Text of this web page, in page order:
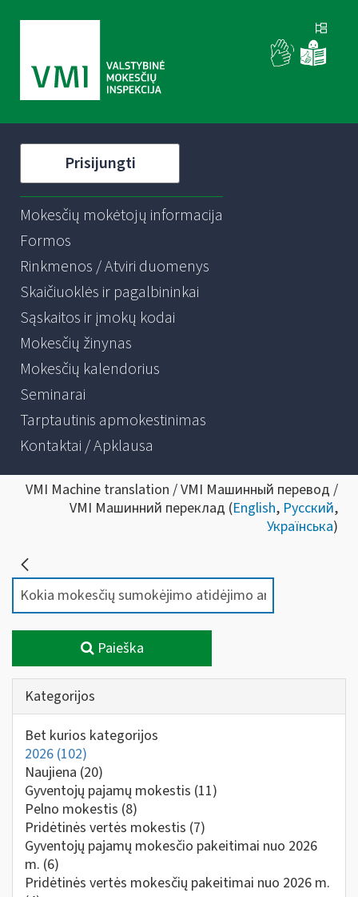
Prisijungti
Mokesčių mokėtojų informacija
Formos
Rinkmenos / Atviri duomenys
Skaičiuoklės ir pagalbininkai
Sąskaitos ir įmokų kodai
Mokesčių žinynas
Mokesčių kalendorius
Seminarai
Tarptautinis apmokestinimas
Kontaktai / Apklausa
VMI Machine translation / VMI Машинный перевод /
VMI Машинний переклад (English, Русский,
Українська)
Paieška
Kategorijos
Bet kurios kategorijos
2026 (102)
Naujiena (20)
Gyventojų pajamų mokestis (11)
Pelno mokestis (8)
Pridėtinės vertės mokestis (7)
Gyventojų pajamų mokesčio pakeitimai nuo 2026
m. (6)
Pridėtinės vertės mokesčių pakeitimai nuo 2026 m.